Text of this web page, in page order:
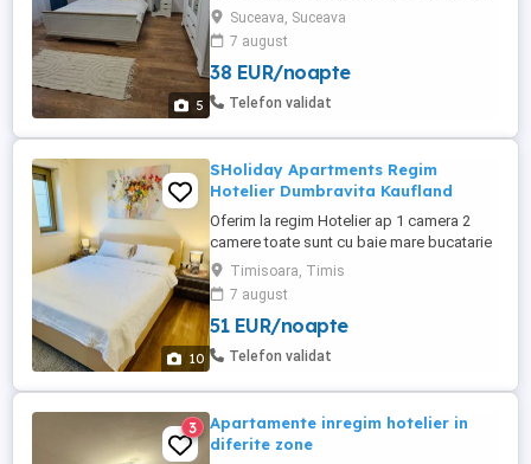
5
ultra centrala.Foarte aproape de spitalul
Județean,piață,primărie,politie. Va este
pus la dispozitie: -2 paturi matrimoniale
160-200, -plita,cuptor,cuptor cu
microunde,masina de spalat rufe,fier de
Suceava, Suceava
7 august
38 EUR/noapte
Telefon validat
10
SHoliday Apartments Regim
Hotelier Dumbravita Kaufland
Oferim la regim Hotelier ap 1 camera 2
camere toate sunt cu baie mare bucatarie
mare balcon hol mare totul este cu gust
acum in Zona Nord Timisoara Calea
Lipovei Gheorghe Lazar si Dumbravita la
Parter cu parcare in fața geamului ...
locatie perfecta Iulius mall aproape
Timisoara, Timis
7 august
51 EUR/noapte
Telefon validat
3
Apartamente inregim hotelier in
diferite zone